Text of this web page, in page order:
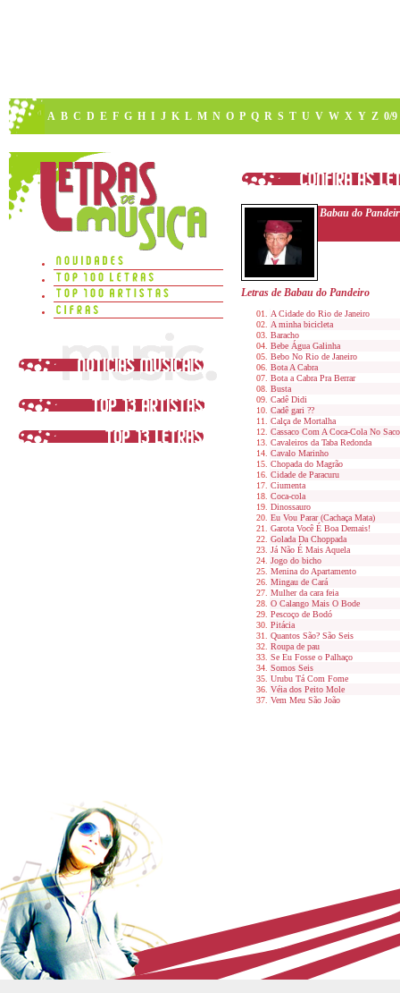
A B C D E F G H I J K L M N O P Q R S T U V W X Y Z 0/9
Babau do
Letras de Babau do Pandeiro
A Cidade do Rio de Janeiro
A minha bicicleta
Baracho
Bebe Água Galinha
Bebo No Rio de Janeiro
Bota A Cabra
Bota a Cabra Pra Berrar
Busta
Cadê Didi
Cadê gari ??
Calça de Mortalha
Cassaco Com A Coca-Cola No Saco
Cavaleiros da Taba Redonda
Cavalo Marinho
Chopada do Magrão
Cidade de Paracuru
Ciumenta
Coca-cola
Dinossauro
Eu Vou Parar (Cachaça Mata)
Garota Você É Boa Demais!
Golada Da Choppada
Já Não É Mais Aquela
Jogo do bicho
Menina do Apartamento
Mingau de Cará
Mulher da cara feia
O Calango Mais O Bode
Pescoço de Bodó
Pitácia
Quantos São? São Seis
Roupa de pau
Se Eu Fosse o Palhaço
Somos Seis
Urubu Tá Com Fome
Véia dos Peito Mole
Vem Meu São João